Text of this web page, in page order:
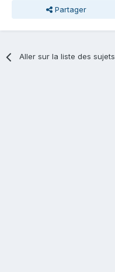
Partager
Aller sur la liste des sujets